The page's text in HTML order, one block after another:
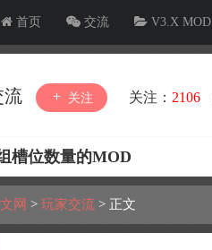
首页 交流 V3.X MOD
流 关注 关注： 2106
槽位数量的MOD
网 > 玩家交流 > 正文